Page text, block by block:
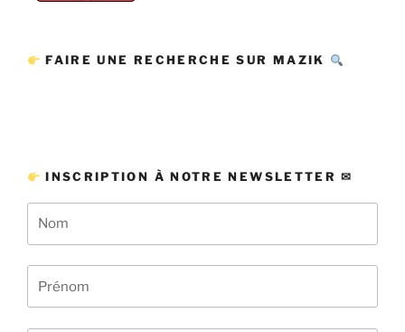
FAIRE UNE RECHERCHE SUR MAZIK
INSCRIPTION À NOTRE NEWSLETTER ✉